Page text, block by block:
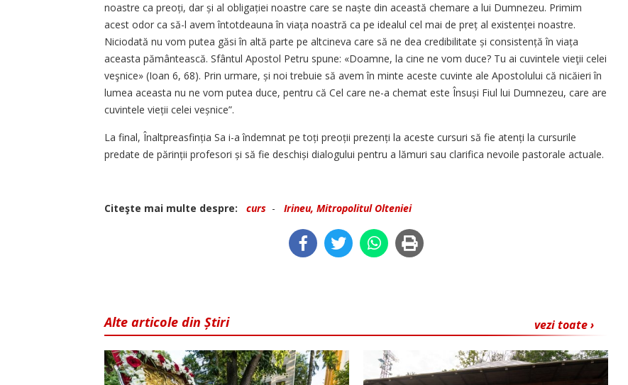
noastre ca preoți, dar și al obligației noastre care se naște din această chemare a lui Dumnezeu. Primim
acest odor ca să-l avem întotdeauna în viața noastră ca pe idealul cel mai de preț al existenței noastre.
Niciodată nu vom putea găsi în altă parte pe altcineva care să ne dea credibilitate și consis­tență în viața
aceasta pământească. Sfântul Apostol Petru spune: «Doamne, la cine ne vom duce? Tu ai cuvintele vieţii celei
veşnice» (Ioan 6, 68). Prin urmare, și noi trebuie să avem în minte aceste cuvinte ale Apostolului că nicăieri în
lumea aceasta nu ne vom putea duce, pentru că Cel care ne-a chemat este Însuși Fiul lui Dumnezeu, care are
cuvintele vieții celei veșnice”.
La final, Înaltpreasfinția Sa i-a îndemnat pe toți preoții prezenți la aceste cursuri să fie atenți la cursurile
predate de părinții profesori și să fie deschiși dialogului pentru a lămuri sau clarifica nevoile pastorale actuale.
Citeşte mai multe despre: curs - Irineu, Mitropolitul Olteniei
vezi toate ›
Alte articole din Știri